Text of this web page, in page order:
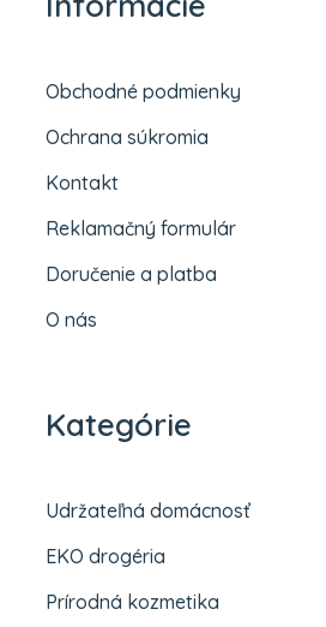
Obchodné podmienky
Ochrana súkromia
Kontakt
Reklamačný formulár
Doručenie a platba
O nás
Kategórie
Udržateľná domácnosť
EKO drogéria
Prírodná kozmetika